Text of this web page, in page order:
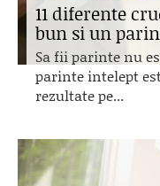
11 diferente
bun si un
Sa fii parinte nu
parinte intelept
rezultate pe...